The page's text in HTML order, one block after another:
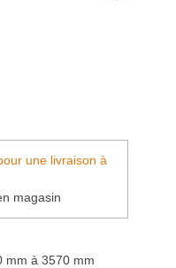
une livraison à
magasin
mm à 3570 mm